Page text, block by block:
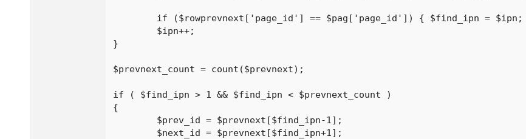
}
$prevnext_count = count($prevnext);
if ( $find_ipn > 1 && $find_ipn < $prevnext_count )
{